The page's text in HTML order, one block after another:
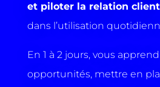
et piloter la relation client
dans l’utilisation
En 1 à 2 jours, vous
opportunités, mettre en